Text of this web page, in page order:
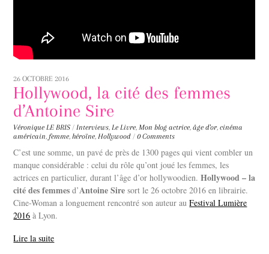
26 OCTOBRE 2016
Hollywood, la cité des femmes
d’Antoine Sire
Véronique LE BRIS / Interviews,Le Livre,Mon blog actrice,âge d'or,cinéma
américain, femme,héroïne,Hollywood / 0 Comments
C’est une somme, un pavé de près de 1300 pages qui vient combler un
manque considérable : celui du rôle qu’ont joué les femmes, les
actrices en particulier, durant l’âge d’or hollywoodien.Hollywood – la
cité des femmes d’Antoine Sire sort le 26 octobre 2016 en librairie.
Cine-Woman a longuement rencontré son auteur auFestival Lumière
2016 à Lyon.
Lire la suite